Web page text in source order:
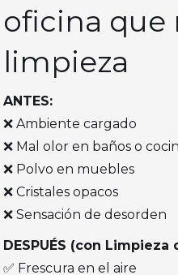
oficina que
limpieza
ANTES:
❌ Ambiente cargado
❌ Mal olor en baños o
❌ Polvo en muebles
❌ Cristales opacos
❌ Sensación de desorden
DESPUÉS (con Limpieza
✅ Frescura en el aire